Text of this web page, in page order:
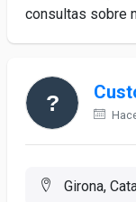
consultas sobre
Girona,